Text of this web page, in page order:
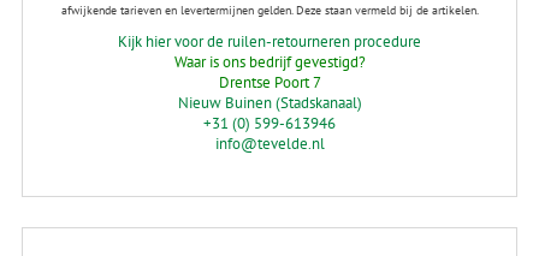
afwijkende tarieven en levertermijnen gelden. Deze staan vermeld bij de artikelen.
Kijk hier voor de ruilen-retourneren procedure
Waar is ons bedrijf gevestigd?
Drentse Poort 7
Nieuw Buinen (Stadskanaal)
+31 (0) 599-613946
info@tevelde.nl